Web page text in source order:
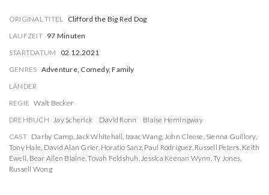
ORIGINAL TITEL
Clifford the Big Red Dog
LAUFZEIT 97 Minuten
STARTDATUM
02.12.2021
GENRES Adventure, Comedy, Family
LÄNDER
REGIE Walt Becker
DREHBUCH
Jay Scherick David Ronn
Blaise Hemingway
CAST Darby Camp Jack Whitehall Izaac Wang John Cleese Sienna Guillory,
Tony Hale David Alan Grier, Horatio Sanz, Paul Rodríguez Russell Peters Keith
Ewell Bear Allen Blaine,Tovah Feldshuh Jessica Keenan Wynn ,Ty Jones
Russell Wong